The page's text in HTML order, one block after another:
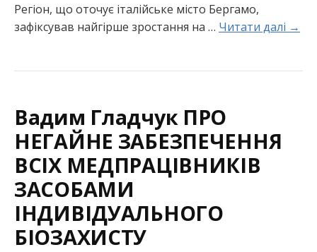
Регіон, що оточує італійське місто Бергамо,
зафіксував найгірше зростання на … Читати далі →
Вадим Гладчук ПРО
НЕГАЙНЕ ЗАБЕЗПЕЧЕННЯ
ВСІХ МЕДПРАЦІВНИКІВ
ЗАСОБАМИ
ІНДИВІДУАЛЬНОГО
БІОЗАХИСТУ